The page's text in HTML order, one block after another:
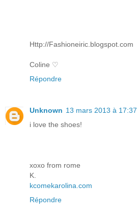
Http://Fashioneiric.blogspot.com
Coline ♡
Répondre
Unknown 13 mars 2013 à 17:37
i love the shoes!
xoxo from rome
K.
kcomekarolina.com
Répondre